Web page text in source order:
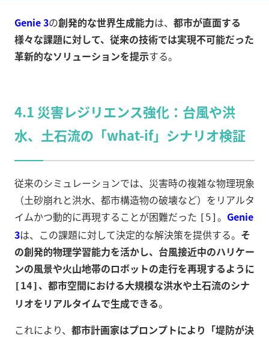
Genie 3の創発的な世界生成能力は、 都市が直面する
様々な課題に対して、従来の技術では実現不可能だった
革新的なソリューションを提示する。
4.1 災害レジリエンス強化：台風や洪
水、土石流の「what-if」シナリオ検証
従来のシミュレーションでは、災害時の複雑な物理現象
（土砂崩れと洪水、都市構造物の破壊など）をリアルタ
イムかつ動的に再現することが困難だった [5] 。 Genie
3は、この課題に対して決定的な解決策を提供する。 そ
の創発的物理学習能力を活かし、台風接近中のハリケー
ンの風景や火山地帯のロボットの走行を再現するように
[14] 、都市空間における大規模な洪水や土石流のシナ
リオをリアルタイムで生成できる。
これにより、 都市計画家はプロンプトにより「堤防が決